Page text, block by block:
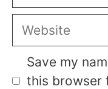
Website
Save my
this browser